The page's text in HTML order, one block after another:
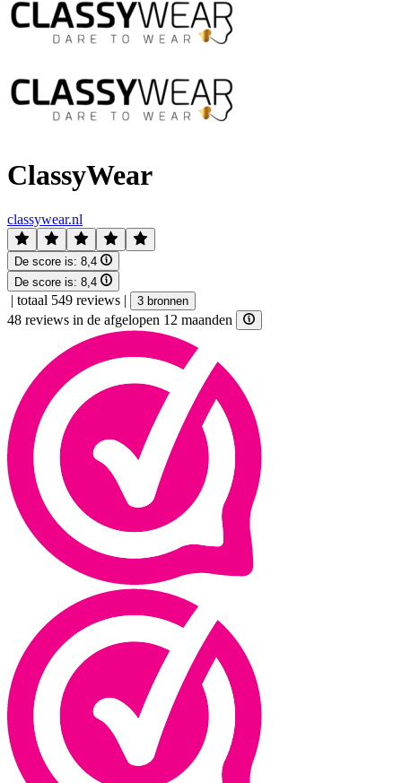
ClassyWear
classywear.nl
De score is: 8,4
De score is: 8,4
| totaal 549 reviews | 3 bronnen
48 reviews in de afgelopen 12 maanden